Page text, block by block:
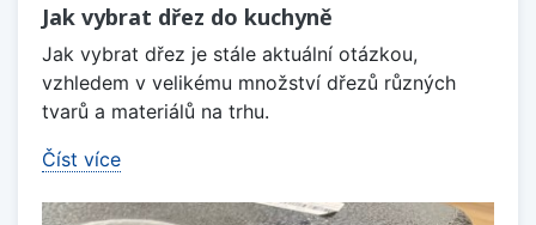
Jak vybrat dřez do kuchyně
Jak vybrat dřez je stále aktuální otázkou,
vzhledem v velikému množství dřezů různých
tvarů a materiálů na trhu.
Číst více